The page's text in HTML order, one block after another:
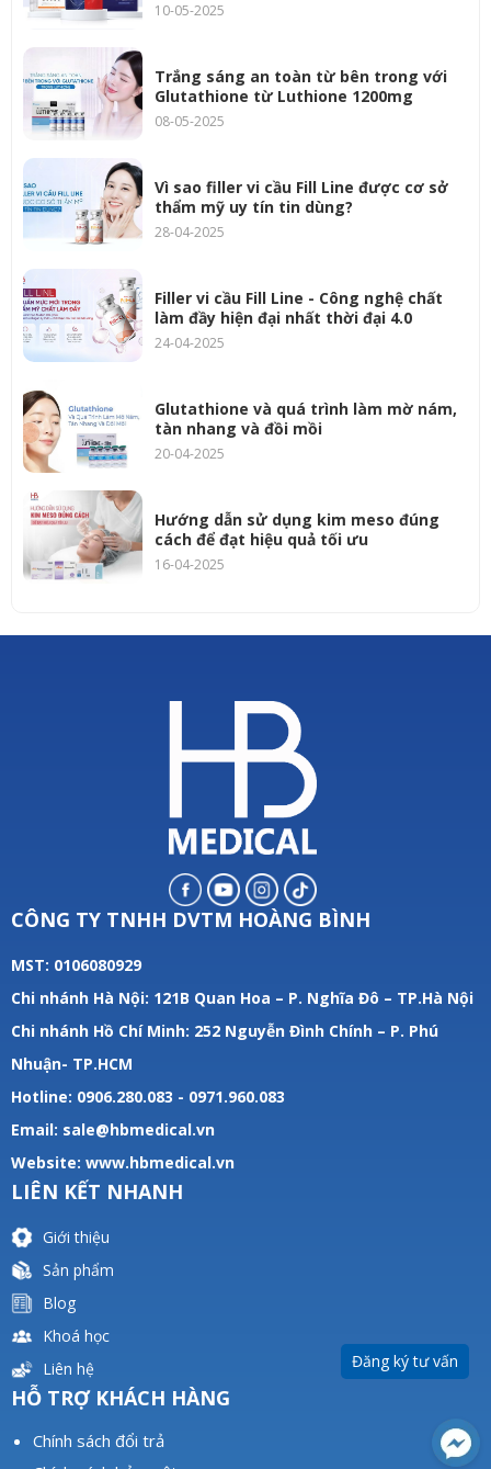
10-05-2025
Trắng sáng an toàn từ bên trong với
Glutathione từ Luthione 1200mg
08-05-2025
Vì sao filler vi cầu Fill Line được cơ sở
thẩm mỹ uy tín tin dùng?
28-04-2025
Filler vi cầu Fill Line - Công nghệ chất
làm đầy hiện đại nhất thời đại 4.0
24-04-2025
Glutathione và quá trình làm mờ nám,
tàn nhang và đồi mồi
20-04-2025
Hướng dẫn sử dụng kim meso đúng
cách để đạt hiệu quả tối ưu
16-04-2025
Đăng ký tư vấn
CÔNG TY TNHH DVTM HOÀNG BÌNH
MST: 0106080929
Chi nhánh Hà Nội: 121B Quan Hoa – P. Nghĩa Đô – TP.Hà Nội
Chi nhánh Hồ Chí Minh: 252 Nguyễn Đình Chính – P. Phú
Nhuận- TP.HCM
Hotline: 0906.280.083 - 0971.960.083
Email: sale@hbmedical.vn
Website: www.hbmedical.vn
LIÊN KẾT NHANH
Giới thiệu
Sản phẩm
Blog
Khoá học
Liên hệ
HỖ TRỢ KHÁCH HÀNG
Chính sách đổi trả